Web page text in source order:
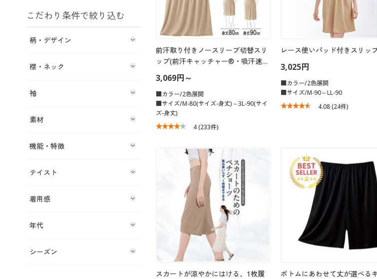
前汗取り付きノースリーブ切替スリ
ップ(前汗キャッチャー®・吸汗速…
3,069円～
■カラー/2色展開
■サイズ/M-80(サイズ-身丈)～3L-90(サイ
ズ-身丈)
4(233件)
レース使いパッド付きスリッ
3,025円
■カラー/2色展開
■サイズ/M-90～LL-90
4.08(24件)
スカートが涼やかにはける、1枚履
ボトムにあわせて丈が選べる
こだわり条件で絞り込む
柄・デザイン
襟・ネック
袖
素材
機能・特徴
テイスト
着用感
年代
シーズン